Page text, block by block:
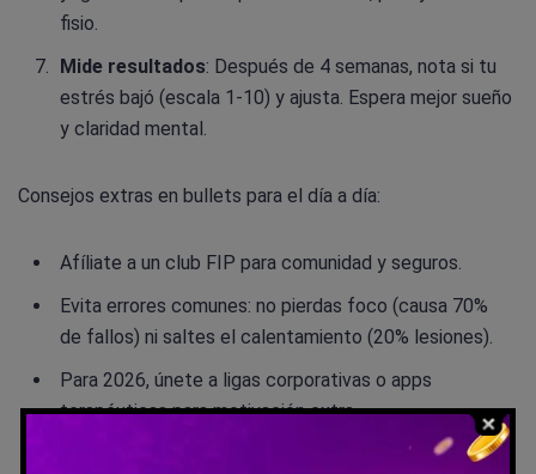
fisio.
Mide resultados: Después de 4 semanas, nota si tu
estrés bajó (escala 1-10) y ajusta. Espera mejor sueño
y claridad mental.
Consejos extras en bullets para el día a día:
Afíliate a un club FIP para comunidad y seguros.
Evita errores comunes: no pierdas foco (causa 70%
de fallos) ni saltes el calentamiento (20% lesiones).
Para 2026, únete a ligas corporativas o apps
terapéuticas para motivación extra.
Si compites, gestiona la frustración —practica